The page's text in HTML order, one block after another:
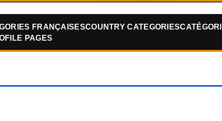
FRANÇAISESCOUNTRY CATEGORIES
PAGES